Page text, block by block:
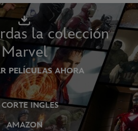
la colección
Marvel
PELÍCULAS AHORA
CORTE INGLES
AMAZON